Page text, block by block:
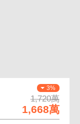
3%
1,720萬
1,668萬